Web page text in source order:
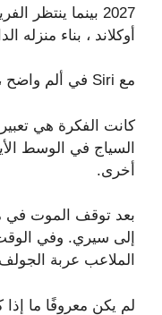
2027 بينما
أوكلاند ، بناء
مع Siri في ألم واضح ، دخلت عربة الجولف إلى الحقل.
كانت الفكرة هي
السياج في الوسط
أخرى.
بعد توقف الموت في
إلى سيري. وفي
الملاعب عربة
لم يكن معروفًا ما إذا